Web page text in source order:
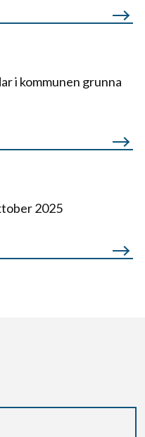
i kommunen grunna
2025